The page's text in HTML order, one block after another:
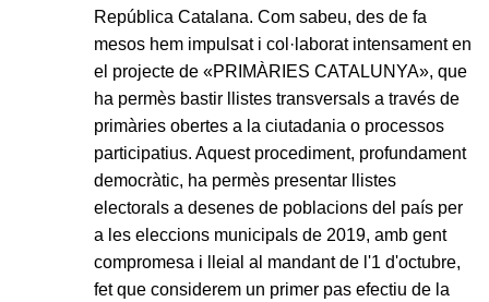
República Catalana. Com sabeu, des de fa
mesos hem impulsat i col·laborat intensament en
el projecte de «PRIMÀRIES CATALUNYA», que
ha permès bastir llistes transversals a través de
primàries obertes a la ciutadania o processos
participatius. Aquest procediment, profundament
democràtic, ha permès presentar llistes
electorals a desenes de poblacions del país per
a les eleccions municipals de 2019, amb gent
compromesa i lleial al mandant de l'1 d'octubre,
fet que considerem un primer pas efectiu de la